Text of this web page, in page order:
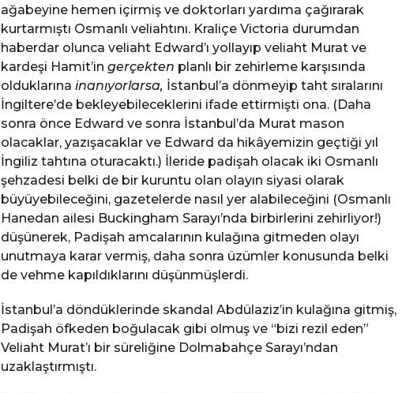
ağabeyine hemen içirmiş ve doktorları yardıma çağırarak
kurtarmıştı Osmanlı veliahtını. Kraliçe Victoria durumdan
haberdar olunca veliaht Edward’ı yollayıp veliaht Murat ve
kardeşi Hamit’in gerçekten planlı bir zehirleme karşısında
olduklarına inanıyorlarsa, İstanbul’a dönmeyip taht sıralarını
İngiltere’de bekleyebileceklerini ifade ettirmişti ona. (Daha
sonra önce Edward ve sonra İstanbul’da Murat mason
olacaklar, yazışacaklar ve Edward da hikâyemizin geçtiği yıl
İngiliz tahtına oturacaktı.) İleride padişah olacak iki Osmanlı
şehzadesi belki de bir kuruntu olan olayın siyasi olarak
büyüyebileceğini, gazetelerde nasıl yer alabileceğini (Osmanlı
Hanedan ailesi Buckingham Sarayı’nda birbirlerini zehirliyor!)
düşünerek, Padişah amcalarının kulağına gitmeden olayı
unutmaya karar vermiş, daha sonra üzümler konusunda belki
de vehme kapıldıklarını düşünmüşlerdi.
İstanbul’a döndüklerinde skandal Abdülaziz’in kulağına gitmiş,
Padişah öfkeden boğulacak gibi olmuş ve “bizi rezil eden”
Veliaht Murat’ı bir süreliğine Dolmabahçe Sarayı’ndan
uzaklaştırmıştı.